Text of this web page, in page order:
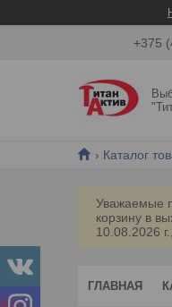
+375
Каталог
Уважаемые
корзину в
10.08.2026
ГЛАВНАЯ